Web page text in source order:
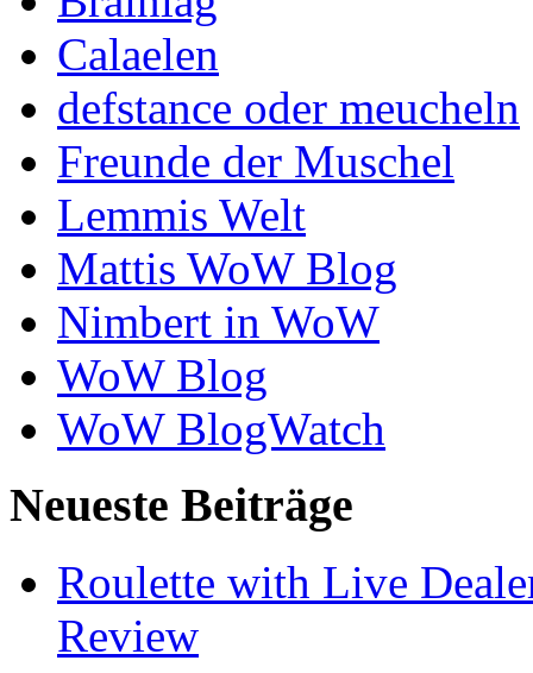
Calaelen
defstance oder meucheln
Freunde der Muschel
Lemmis Welt
Mattis WoW Blog
Nimbert in WoW
WoW Blog
WoW BlogWatch
Neueste Beiträge
Roulette with Live
Review